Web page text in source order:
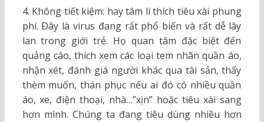
4. Không tiết kiệm: hay tâm lí thích tiêu xài phung
phí. Ðây là virus đang rất phổ biến và rất dễ lây
lan trong giới trẻ. Họ quan tâm đặc biệt đến
quảng cáo, thích xem các loại tem nhãn quần áo,
nhận xét, đánh giá người khác qua tài sản, thấy
thèm muốn, thán phục nếu ai đó có nhiều quần
áo, xe, điện thoại, nhà…”xịn” hoặc tiêu xài sang
hơn mình. Chúng ta đang tiêu dùng nhiều hơn